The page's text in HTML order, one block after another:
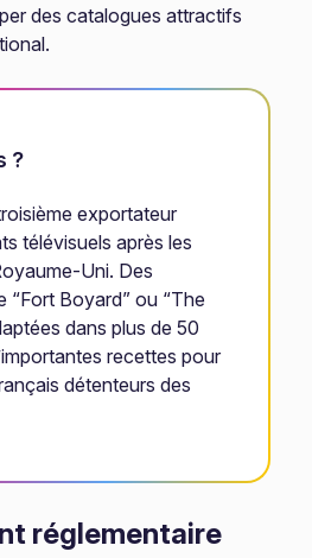
des catalogues attractifs
?
exportateur
télévisuels après les
Uni. Des
“Fort Boyard” ou “The
dans plus de 50
recettes pour
détenteurs des
réglementaire